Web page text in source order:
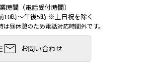
時間（電話受付時間）
10時〜午後5時 ※土日祝を除く
昼休憩のため電話対応時間外です。
お問い合わせ